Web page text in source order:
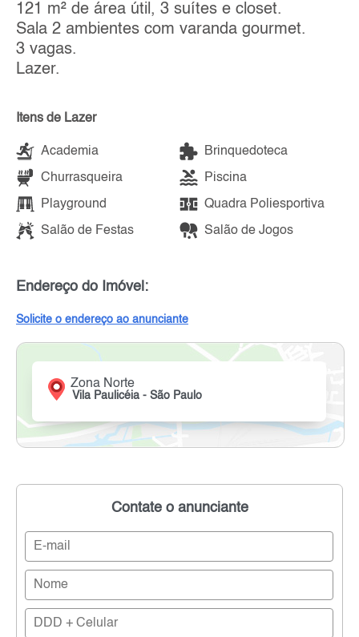
121 m² de área útil, 3 suítes e closet.
Sala 2 ambientes com varanda gourmet.
3 vagas.
Lazer.
Itens de Lazer
Academia Brinquedoteca
Churrasqueira Piscina
Playground Quadra Poliesportiva
Salão de Festas Salão de Jogos
Endereço do Imóvel:
Solicite o endereço ao anunciante
Zona Norte
Vila Paulicéia - São Paulo
Contate o anunciante